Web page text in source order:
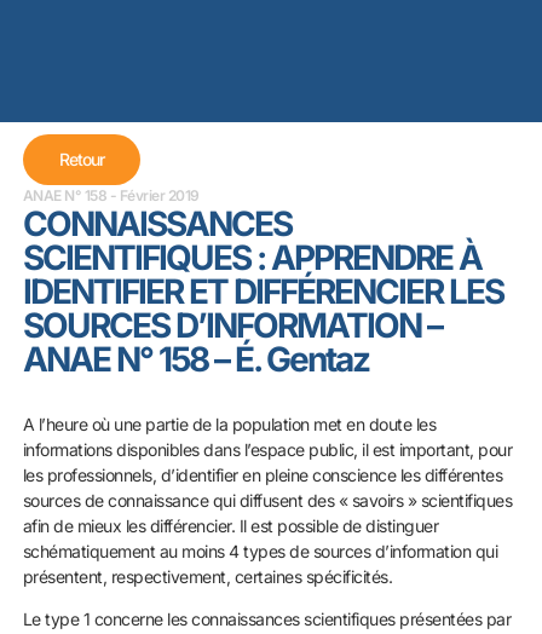
Retour
ANAE N° 158 - Février 2019
CONNAISSANCES
SCIENTIFIQUES : APPRENDRE À
IDENTIFIER ET DIFFÉRENCIER LES
SOURCES D’INFORMATION –
ANAE N° 158 – É. Gentaz
A l’heure où une partie de la population met en doute les
informations disponibles dans l’espace public, il est important, pour
les professionnels, d’identifier en pleine conscience les différentes
sources de connaissance qui diffusent des « savoirs » scientifiques
afin de mieux les différencier. Il est possible de distinguer
schématiquement au moins 4 types de sources d’information qui
présentent, respectivement, certaines spécificités.
Le type 1 concerne les connaissances scientifiques présentées par